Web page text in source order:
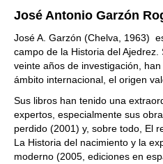
José Antonio Garzón
José A. Garzón (Chelva, 1963)
campo de la Historia del
veinte años de investigación,
ámbito internacional, el origen
Sus libros han tenido una
expertos, especialmente sus
perdido (2001) y, sobre todo, El
La Historia del nacimiento y la
moderno (2005, ediciones en